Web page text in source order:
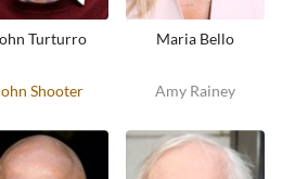
Turturro
Shooter
Maria Bello
Amy Rainey